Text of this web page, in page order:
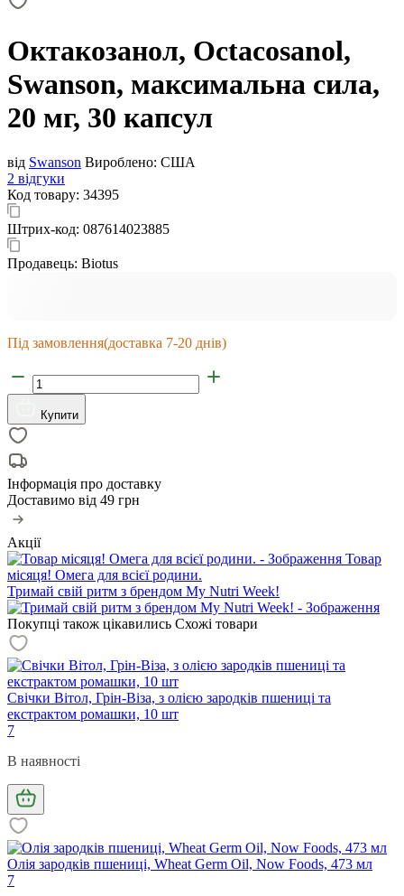
Октакозанол, Octacosanol,
Swanson, максимальна сила,
20 мг, 30 капсул
від Swanson Вироблено: США
2 відгуки
Код товару: 34395
Штрих-код: 087614023885
Продавець: Biotus
Під замовлення(доставка 7-20 днів)
Купити
Інформація про доставку
Доставимо від 49 грн
Акції
Товар
місяця! Омега для всієї родини.
Тримай свій ритм з брендом My Nutri Week!
Покупці також цікавились Схожі товари
Свічки Вітол, Грін-Віза, з олією зародків пшениці та
екстрактом ромашки, 10 шт
7
В наявності
Олія зародків пшениці, Wheat Germ Oil, Now Foods, 473 мл
7